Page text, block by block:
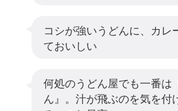
コシが強いうどんに、カレ
ておいしい
何処のうどん屋でも一番は
ん』。汁が飛ぶのを気を付